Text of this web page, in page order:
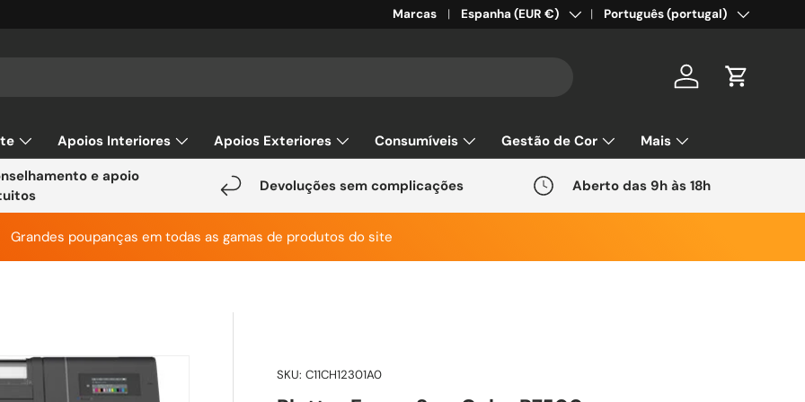
Marcas País/Região
Espanha (EUR €) IdiomaPortuguês (portugal)
Conta Carrinho
Apoios Interiores Apoios Exteriores Consumíveis Gestão de Cor
Mais
e apoio
Devoluções sem complicações Aberto das 9h às 18h
Grandes poupanças em todas as gamas de produtos do site
SKU: C11CH12301A0